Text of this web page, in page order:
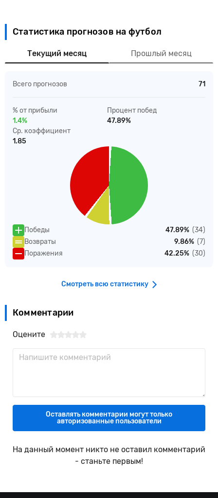
Статистика прогнозов на футбол
Текущий месяц Прошлый месяц
Всего прогнозов 71
% от прибыли
1.4%
Процент побед
47.89%
Ср. коэффициент
1.85
Победы 47.89% (34)
Возвраты
9.86% (7)
Поражения
42.25% (30)
Смотреть всю статистику
Комментарии
Оцените
Оставлять комментарии могут только
авторизованные пользователи
На данный момент никто не оставил комментарий
- станьте первым!